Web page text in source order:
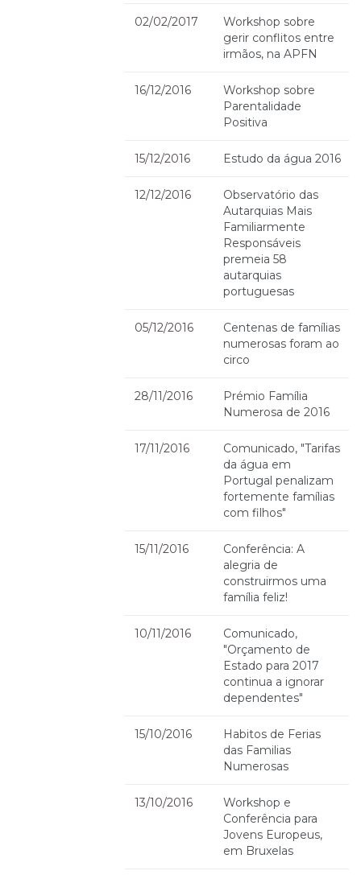
02/02/2017
Workshop sobre
gerir conflitos entre
irmãos, na APFN
16/12/2016
Workshop sobre
Parentalidade
Positiva
15/12/2016 Estudo da água 2016
12/12/2016
Observatório das
Autarquias Mais
Familiarmente
Responsáveis
premeia 58
autarquias
portuguesas
05/12/2016
Centenas de famílias
numerosas foram ao
circo
28/11/2016
Prémio Família
Numerosa de 2016
17/11/2016
Comunicado, "Tarifas
da água em
Portugal penalizam
fortemente famílias
com filhos"
15/11/2016
Conferência: A
alegria de
construirmos uma
família feliz!
10/11/2016
Comunicado,
"Orçamento de
Estado para 2017
continua a ignorar
dependentes"
15/10/2016
Habitos de Ferias
das Familias
Numerosas
13/10/2016
Workshop e
Conferência para
Jovens Europeus,
em Bruxelas